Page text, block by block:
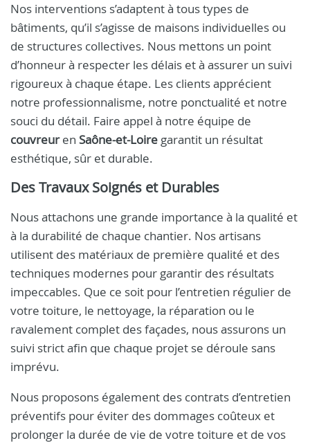
Nos interventions s’adaptent à tous types de
bâtiments, qu’il s’agisse de maisons individuelles ou
de structures collectives. Nous mettons un point
d’honneur à respecter les délais et à assurer un suivi
rigoureux à chaque étape. Les clients apprécient
notre professionnalisme, notre ponctualité et notre
souci du détail. Faire appel à notre équipe de
couvreuren Saône-et-Loire garantit un résultat
esthétique, sûr et durable.
Des Travaux Soignés et Durables
Nous attachons une grande importance à la qualité et
à la durabilité de chaque chantier. Nos artisans
utilisent des matériaux de première qualité et des
techniques modernes pour garantir des résultats
impeccables. Que ce soit pour l’entretien régulier de
votre toiture, le nettoyage, la réparation ou le
ravalement complet des façades, nous assurons un
suivi strict afin que chaque projet se déroule sans
imprévu.
Nous proposons également des contrats d’entretien
préventifs pour éviter des dommages coûteux et
prolonger la durée de vie de votre toiture et de vos